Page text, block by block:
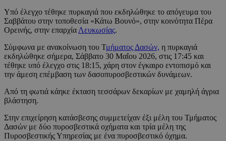
Υπό έλεγχο τέθηκε πυρκαγιά που εκδηλώθηκε το απόγευμα του
Σαββάτου στην τοποθεσία «Κάτω Βουνό», στην κοινότητα Πέρα
Ορεινής, στην επαρχία Λευκωσίας.
Σύμφωνα με ανακοίνωση του Τμήματος Δασών, η πυρκαγιά
εκδηλώθηκε σήμερα, Σάββατο 30 Μαΐου 2026, στις 17:45 και
τέθηκε υπό έλεγχο στις 18:15, χάρη στον έγκαιρο εντοπισμό και
την άμεση επέμβαση των δασοπυροσβεστικών δυνάμεων.
Από τη φωτιά κάηκε έκταση τεσσάρων δεκαρίων με χαμηλή άγρια
βλάστηση.
Στην επιχείρηση κατάσβεσης συμμετείχαν έξι μέλη του Τμήματος
Δασών με δύο πυροσβεστικά οχήματα και τρία μέλη της
Πυροσβεστικής Υπηρεσίας με ένα πυροσβεστικό όχημα.